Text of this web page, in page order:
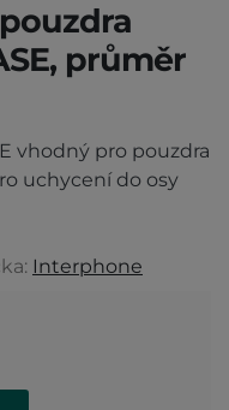
průměr
vhodný pro pouzdra
uchycení do osy
Interphone